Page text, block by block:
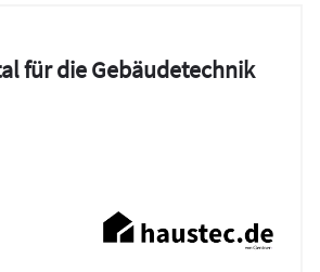
für die Gebäudetechnik